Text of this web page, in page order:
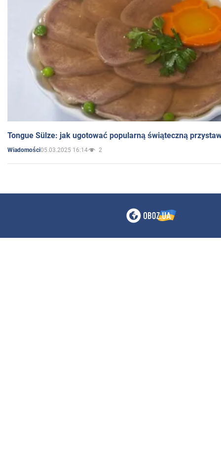
Tongue Sülze: jak ugotować popularną świąteczną
Wiadomości05.03.2025 16:14 2